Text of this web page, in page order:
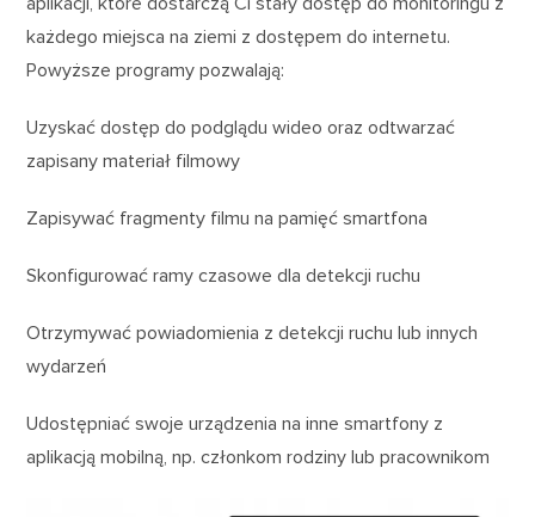
każdego miejsca na ziemi z dostępem do internetu.
Powyższe programy pozwalają:
Uzyskać dostęp do podglądu wideo oraz odtwarzać
zapisany materiał filmowy
Zapisywać fragmenty filmu na pamięć smartfona
Skonfigurować ramy czasowe dla detekcji ruchu
Otrzymywać powiadomienia z detekcji ruchu lub innych
wydarzeń
Udostępniać swoje urządzenia na inne smartfony z
aplikacją mobilną, np. członkom rodziny lub pracownikom